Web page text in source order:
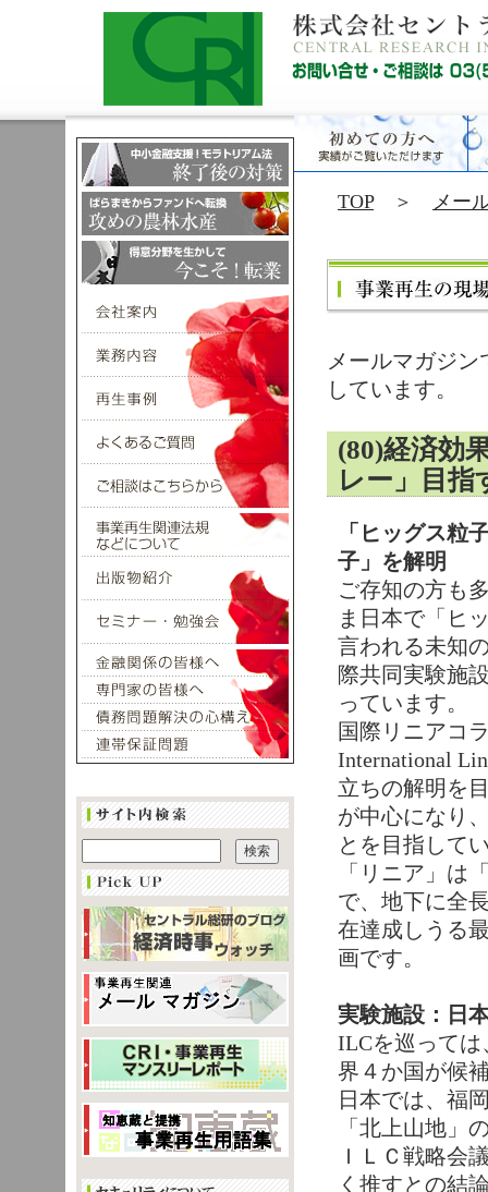
TOP＞ メー
メールマガジ
しています。
(80)経済効
レー」目指
「ヒッグス粒
子」を解明
ご存知の方も
ま日本で「ヒ
言われる未知
際共同実験施
っています。
国際リニアコ
International
立ちの解明を
が中心になり
とを目指して
「リニア」は
で、地下に全
在達成しうる
画です。
実験施設：日
ILCを巡って
界４か国が候
日本では、福
「北上山地」
ＩＬＣ戦略会
く推すとの結